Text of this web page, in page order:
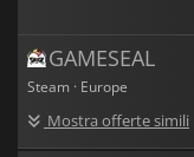
GAMESEAL
Steam · Europe
Mostra offerte simili